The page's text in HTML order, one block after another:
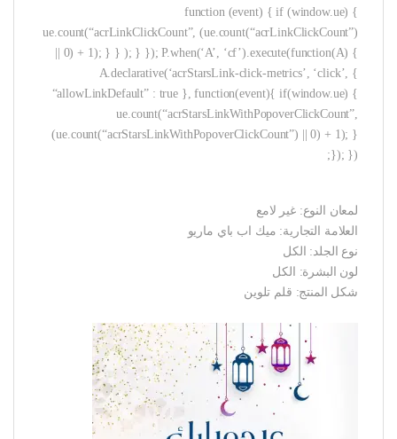
function (event) { if (window.ue) {
ue.count(“acrLinkClickCount”, (ue.count(“acrLinkClickCount”)
|| 0) + 1); } } ); } }); P.when(‘A’, ‘cf’).execute(function(A) {
A.declarative(‘acrStarsLink-click-metrics’, ‘click’, {
“allowLinkDefault” : true }, function(event){ if(window.ue) {
ue.count(“acrStarsLinkWithPopoverClickCount”,
(ue.count(“acrStarsLinkWithPopoverClickCount”) || 0) + 1); }
}); });
لمعان النوع: غير لامع
العلامة التجارية: ميك اب باي ماريو
نوع الجلد: الكل
لون البشرة: الكل
شكل المنتج: قلم تلوين